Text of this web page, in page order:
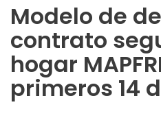
Modelo de
contrato
hogar
primeros 14